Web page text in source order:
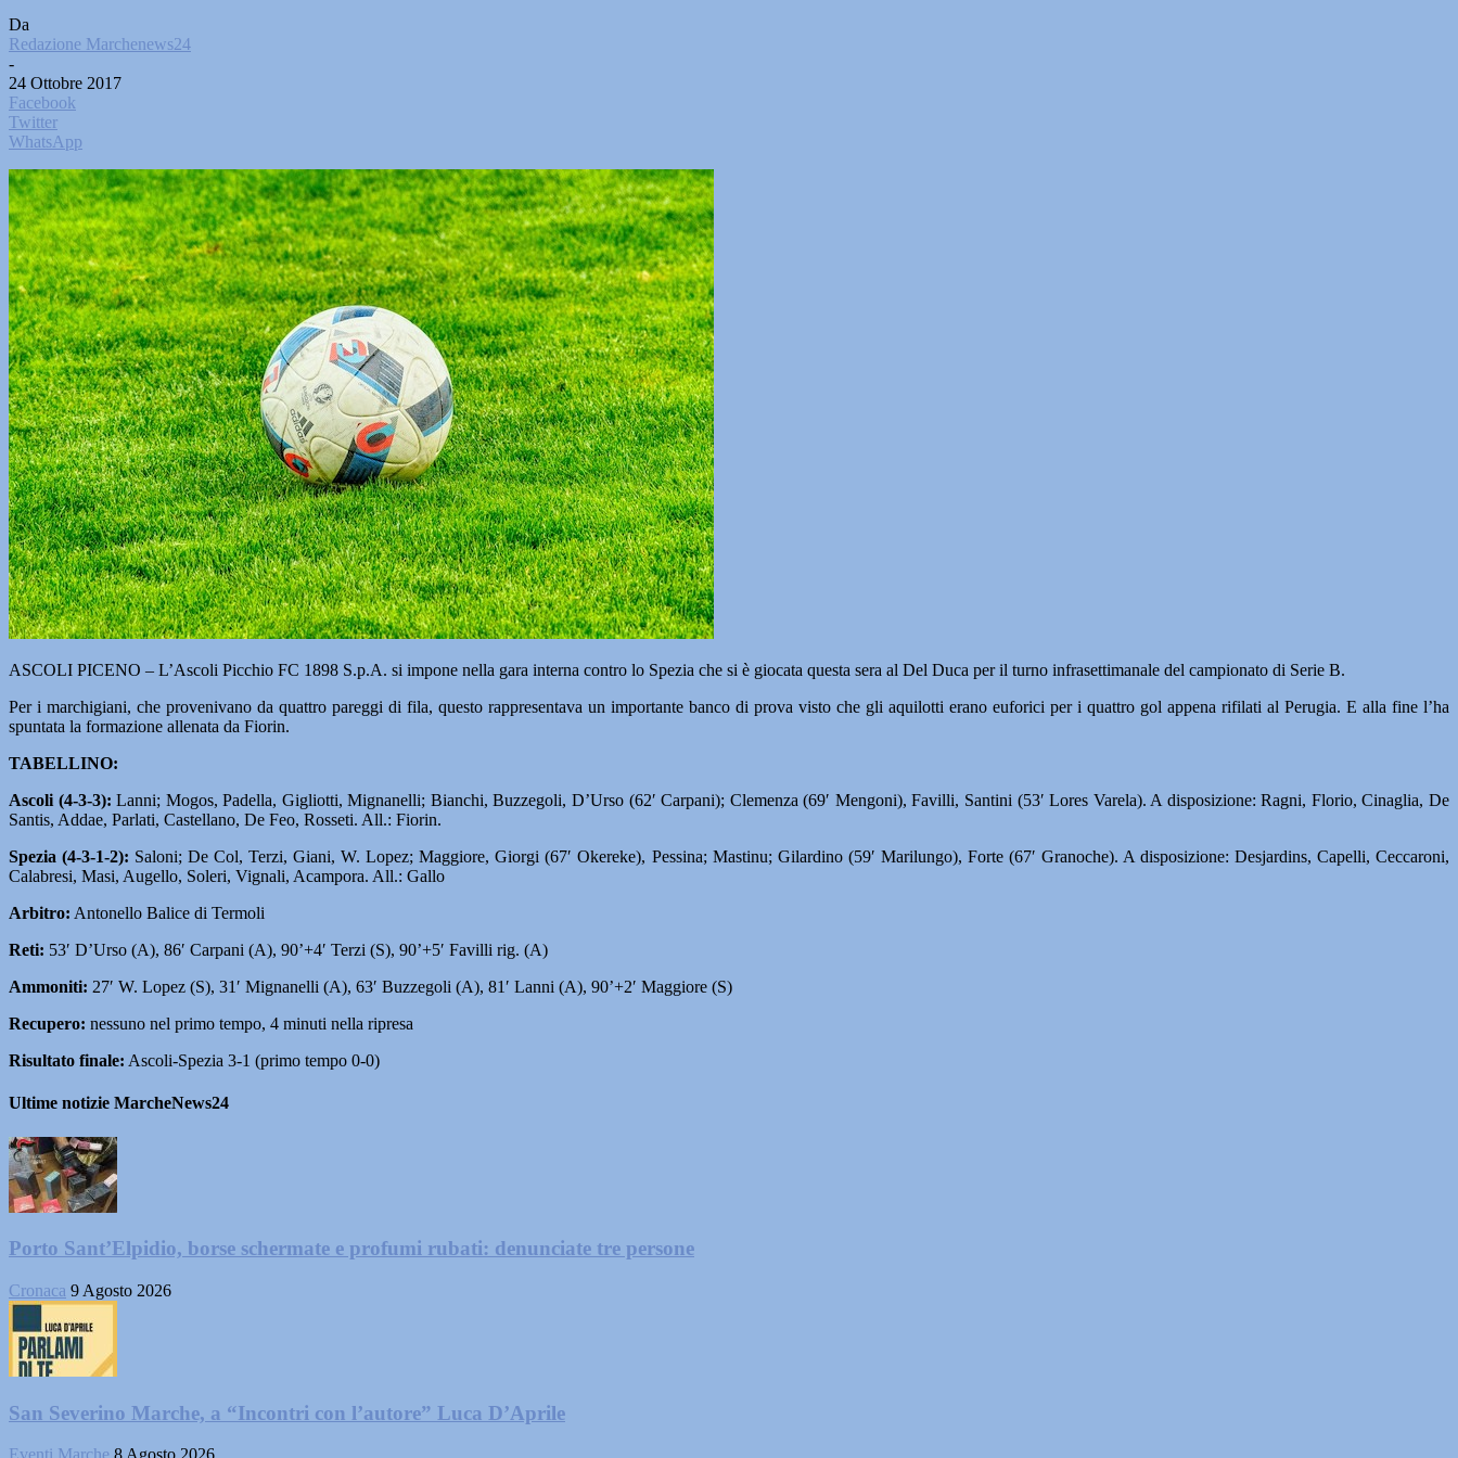
Da
Redazione Marchenews24
-
24 Ottobre 2017
Facebook
Twitter
WhatsApp
ASCOLI PICENO – L’Ascoli Picchio FC 1898 S.p.A. si impone nella gara interna contro lo Spezia che si è giocata questa sera al Del Duca per il turno infrasettimanale del campionato di Serie B.
Per i marchigiani, che provenivano da quattro pareggi di fila, questo rappresentava un importante banco di prova visto che gli aquilotti erano euforici per i quattro gol appena rifilati al Perugia. E alla fine l’ha
spuntata la formazione allenata da Fiorin.
TABELLINO:
Ascoli (4-3-3): Lanni; Mogos, Padella, Gigliotti, Mignanelli; Bianchi, Buzzegoli, D’Urso (62′ Carpani); Clemenza (69′ Mengoni), Favilli, Santini (53′ Lores Varela). A disposizione: Ragni, Florio, Cinaglia, De
Santis, Addae, Parlati, Castellano, De Feo, Rosseti. All.: Fiorin.
Spezia (4-3-1-2): Saloni; De Col, Terzi, Giani, W. Lopez; Maggiore, Giorgi (67′ Okereke), Pessina; Mastinu; Gilardino (59′ Marilungo), Forte (67′ Granoche). A disposizione: Desjardins, Capelli, Ceccaroni,
Calabresi, Masi, Augello, Soleri, Vignali, Acampora. All.: Gallo
Arbitro: Antonello Balice di Termoli
Reti: 53′ D’Urso (A), 86′ Carpani (A), 90’+4′ Terzi (S), 90’+5′ Favilli rig. (A)
Ammoniti: 27′ W. Lopez (S), 31′ Mignanelli (A), 63′ Buzzegoli (A), 81′ Lanni (A), 90’+2′ Maggiore (S)
Recupero: nessuno nel primo tempo, 4 minuti nella ripresa
Risultato finale: Ascoli-Spezia 3-1 (primo tempo 0-0)
Ultime notizie MarcheNews24
Porto Sant’Elpidio, borse schermate e profumi rubati: denunciate tre persone
Cronaca 9 Agosto 2026
San Severino Marche, a “Incontri con l’autore” Luca D’Aprile